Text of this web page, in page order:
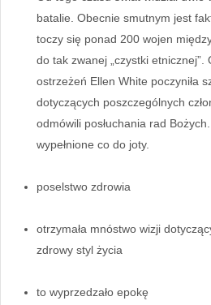
batalie. Obecnie smutnym jest
toczy się ponad 200 wojen
do tak zwanej „czystki
ostrzeżeń Ellen White poczyniła
dotyczących poszczególnych
odmówili posłuchania rad
wypełnione co do joty.
poselstwo zdrowia
otrzymała mnóstwo wizji
zdrowy styl życia
to wyprzedzało epokę